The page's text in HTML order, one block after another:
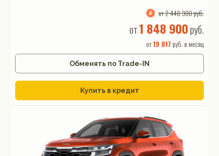
от 2 448 900 руб.
от1 848 900руб.
от19 817 руб. в месяц
Обменять по Trade-IN
Купить в кредит